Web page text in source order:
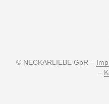
© NECKARLIEBE GbR –
–